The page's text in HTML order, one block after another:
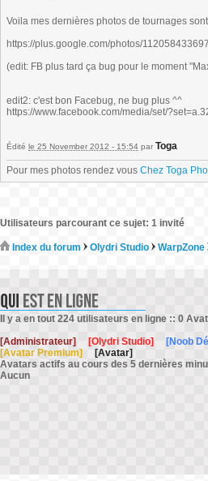
Voila mes dernières photos de tournages
https://plus.google.com/photos/
(edit: FB plus tard ça bug pour le moment
edit2: c'est bon Facebug, ne bug plus ^^
https://www.facebook.com/media/set/
Édité le 25 November 2012 - 15:54 par Toga
Pour mes photos rendez vous Chez Toga
Utilisateurs parcourant ce sujet: 1 invité
Index du forum Olydri Studio WarpZone
Il y a en tout 224 utilisateurs en ligne :: 0
[Administrateur]
[Olydri Studio] [Noob
[Avatar Premium]
[Avatar]
Avatars actifs au cours des 5 dernières
Aucun